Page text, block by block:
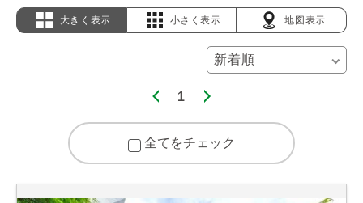
大きく表示 小さく表示 地図表示
1
全てをチェック